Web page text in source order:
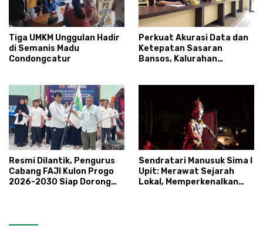
Tiga UMKM Unggulan Hadir
di Semanis Madu
Condongcatur
Perkuat Akurasi Data dan
Ketepatan Sasaran
Bansos, Kalurahan
Resmi Dilantik, Pengurus
Cabang FAJI Kulon Progo
2026-2030 Siap Dorong
Sendratari Manusuk Sima I
Upit: Merawat Sejarah
Lokal, Memperkenalkan